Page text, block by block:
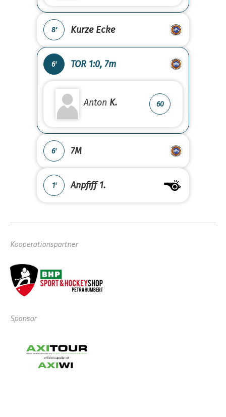
8' Kurze Ecke
6' TOR 1:0, 7m
Anton K. 60
6' 7M
1' Anpfiff 1.
Kooperationspartner
Sponsor